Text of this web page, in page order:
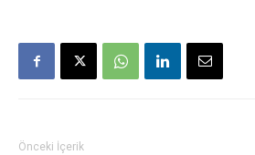
Önceki İçerik